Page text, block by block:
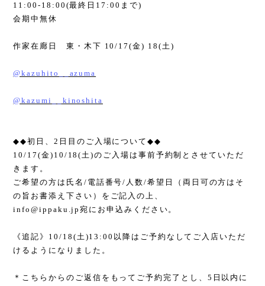
11:00-18:00(最終日 17:00 まで)
会期中無休
作家在廊日 東・木下 10/17(金) 18(土)
@kazuhito__azuma
@kazumi__kinoshita
◆◆初日、 2 日目のご入場について◆◆
10/17(金)10/18(土)のご入場は事前予約制とさせていただ
きます。
ご希望の方は氏名 / 電話番号/ 人数/希望日（両日可の方はそ
の旨お書添え下さい）をご記入の上、
info@ippaku.jp宛にお申込みください。
《追記》 10/18(土)13:00 以降はご予約なしてご入店いただ
けるようになりました。
＊こちらからのご返信をもってご予約完了とし、 5 日以内に